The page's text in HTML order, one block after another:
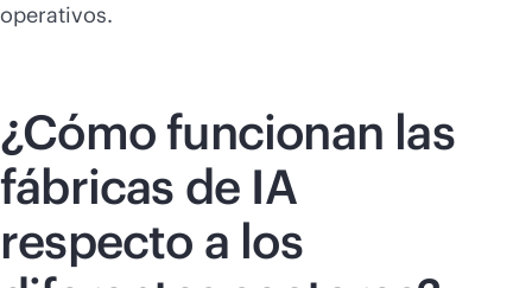
operativos.
¿Cómo funcionan las
fábricas de IA
respecto a los